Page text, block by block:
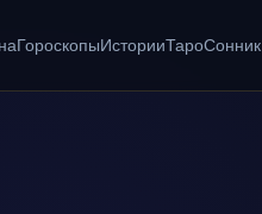
ГороскопыИсторииТароСонник